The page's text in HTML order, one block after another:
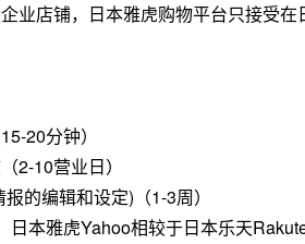
业店铺，日本雅虎购物平台只接受在
20分钟）
2-10营业日）
的编辑和设定)（1-3周）
日本雅虎Yahoo相较于日本乐天